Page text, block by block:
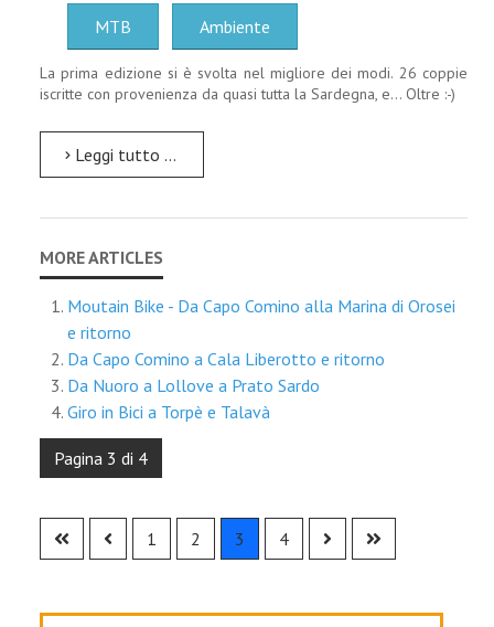
MTB Ambiente
La prima edizione si è svolta nel migliore dei modi. 26 coppie
iscritte con provenienza da quasi tutta la Sardegna, e... Oltre :-)
Leggi tutto …
Moutain Bike - Da Capo Comino alla Marina di Orosei
e ritorno
Da Capo Comino a Cala Liberotto e ritorno
Da Nuoro a Lollove a Prato Sardo
Giro in Bici a Torpè e Talavà
Pagina 3 di 4
1 2 3 4